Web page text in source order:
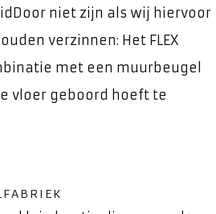
niet zijn als wij hiervoor
verzinnen: Het FLEX
met een muurbeugel
vloer geboord hoeft te